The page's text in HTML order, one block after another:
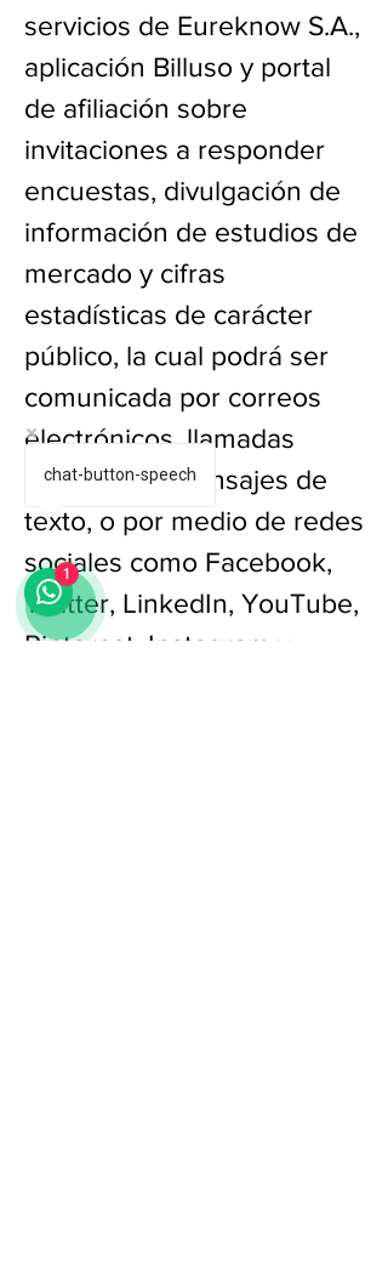
servicios de Eureknow S.A.,
aplicación Billuso y portal
de afiliación sobre
invitaciones a responder
encuestas, divulgación de
información de estudios de
mercado y cifras
estadísticas de carácter
público, la cual podrá ser
comunicada por correos
electrónicos, llamadas
telefónicas, mensajes de
texto, o por medio de redes
sociales como Facebook,
Twitter, LinkedIn, YouTube,
Pinterest, Instagram y
chat-button-speech
1